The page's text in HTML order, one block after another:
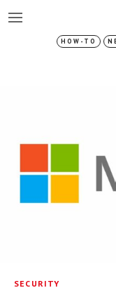
HOW-TO
SECURITY